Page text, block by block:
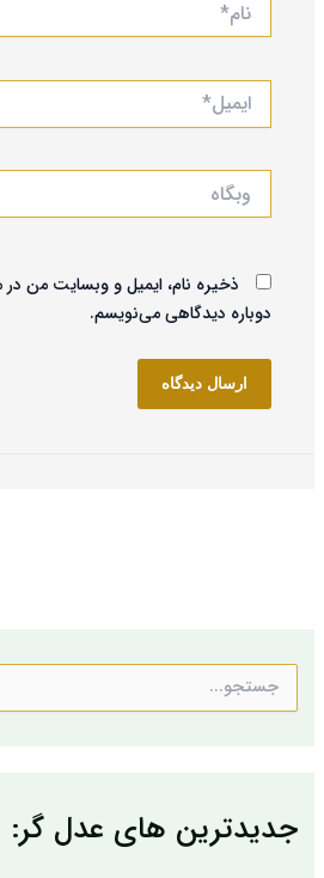
ایمیل*
ذخیره نام، ایمیل و وبسایت من در
دوباره دیدگاهی می‌نویسم.
س
ر
جدیدترین های عدل گر: